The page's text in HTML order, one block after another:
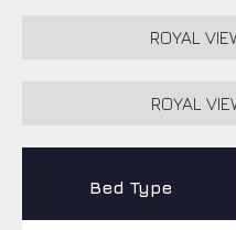
ROYAL
ROYAL
Bed Type